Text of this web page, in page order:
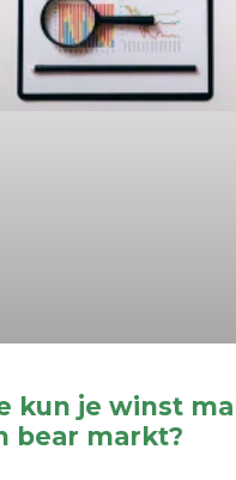
kun je winst
bear markt?